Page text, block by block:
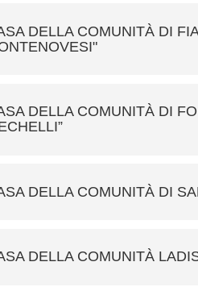
DELLA COMUNITÀ DI
DELLA COMUNITÀ DI
DELLA COMUNITÀ DI
DELLA COMUNITÀ